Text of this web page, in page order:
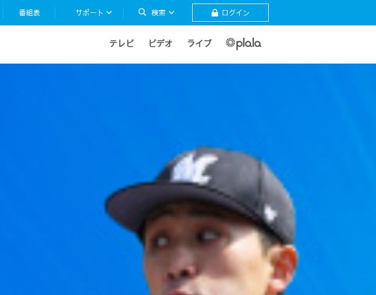
検索
番組表 サポート ログイン
テレビ ビデオ ライブ